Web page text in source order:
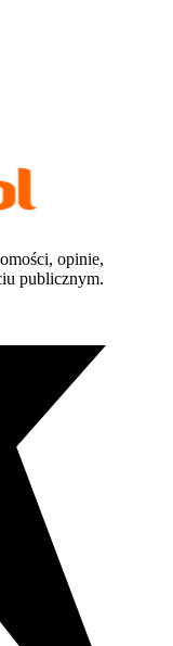
opinie,
publicznym.